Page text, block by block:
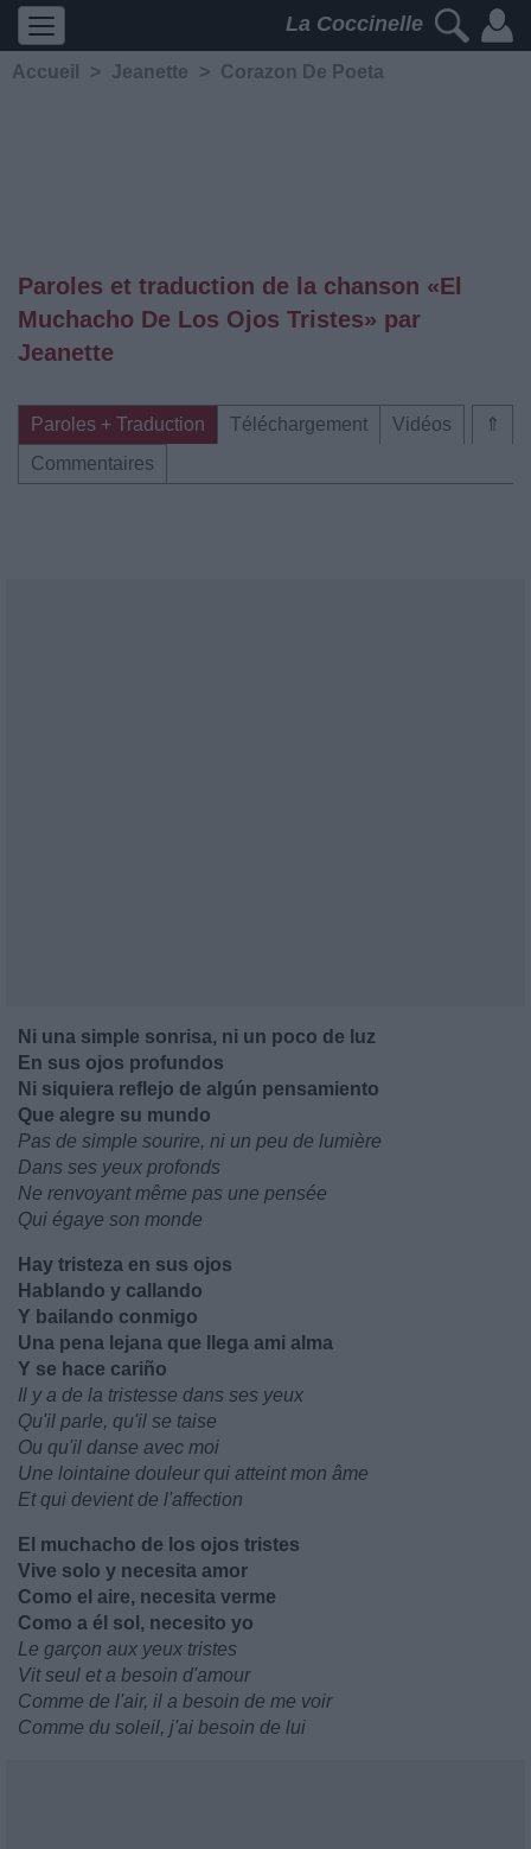
La Coccinelle
Accueil > Jeanette > Corazon De Poeta
Paroles et traduction de la chanson «El
Muchacho De Los Ojos Tristes» par
Jeanette
⇑
Paroles + Traduction Téléchargement
Vidéos
Commentaires
Ni una simple sonrisa, ni un poco de luz
En sus ojos profundos
Ni siquiera reflejo de algún pensamiento
Que alegre su mundo
Pas de simple sourire, ni un peu de lumière
Dans ses yeux profonds
Ne renvoyant même pas une pensée
Qui égaye son monde
Hay tristeza en sus ojos
Hablando y callando
Y bailando conmigo
Una pena lejana que llega ami alma
Y se hace cariño
Il y a de la tristesse dans ses yeux
Qu'il parle, qu'il se taise
Ou qu'il danse avec moi
Une lointaine douleur qui atteint mon âme
Et qui devient de l'affection
El muchacho de los ojos tristes
Vive solo y necesita amor
Como el aire, necesita verme
Como a él sol, necesito yo
Le garçon aux yeux tristes
Vit seul et a besoin d'amour
Comme de l'air, il a besoin de me voir
Comme du soleil, j'ai besoin de lui